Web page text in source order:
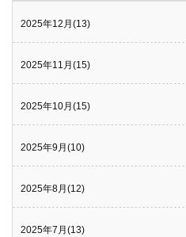
2025年12月(13)
2025年11月(15)
2025年10月(15)
2025年9月(10)
2025年8月(12)
2025年7月(13)